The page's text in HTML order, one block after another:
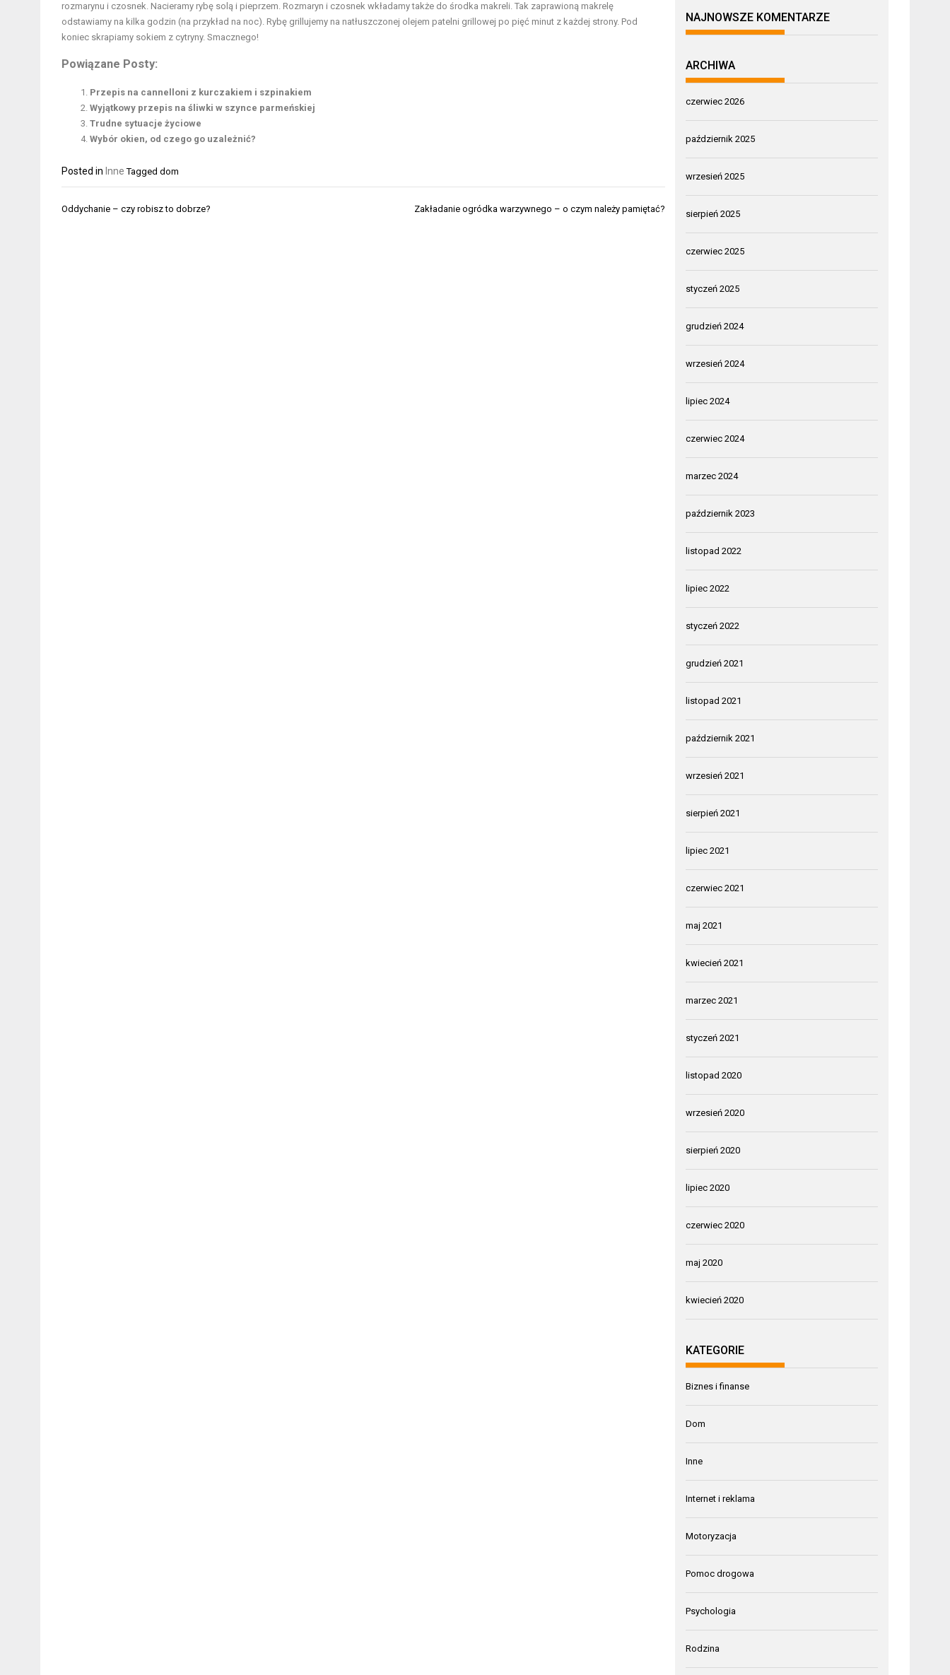
rozmarynu i czosnek. Nacieramy rybę solą i pieprzem. Rozmaryn i czosnek wkładamy także do środka makreli. Tak zaprawioną makrelę
odstawiamy na kilka godzin (na przykład na noc). Rybę grillujemy na natłuszczonej olejem patelni grillowej po pięć minut z każdej strony. Pod
koniec skrapiamy sokiem z cytryny. Smacznego!
Powiązane Posty:
Przepis na cannelloni z kurczakiem i szpinakiem
Wyjątkowy przepis na śliwki w szynce parmeńskiej
Trudne sytuacje życiowe
Wybór okien, od czego go uzależnić?
Posted in Inne Tagged dom
Nawigacja
Oddychanie – czy robisz to dobrze? Zakładanie ogródka warzywnego – o czym należy pamiętać?
NAJNOWSZE KOMENTARZE
ARCHIWA
czerwiec 2026
październik 2025
wrzesień 2025
sierpień 2025
czerwiec 2025
styczeń 2025
grudzień 2024
wrzesień 2024
lipiec 2024
czerwiec 2024
marzec 2024
październik 2023
listopad 2022
lipiec 2022
styczeń 2022
grudzień 2021
listopad 2021
październik 2021
wrzesień 2021
sierpień 2021
lipiec 2021
czerwiec 2021
maj 2021
kwiecień 2021
marzec 2021
styczeń 2021
listopad 2020
wrzesień 2020
sierpień 2020
lipiec 2020
czerwiec 2020
maj 2020
kwiecień 2020
KATEGORIE
Biznes i finanse
Dom
Inne
Internet i reklama
Motoryzacja
Pomoc drogowa
Psychologia
Rodzina